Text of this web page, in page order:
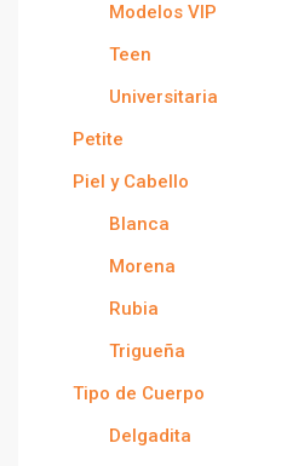
Modelos VIP
Teen
Universitaria
Petite
Piel y Cabello
Blanca
Morena
Rubia
Trigueña
Tipo de Cuerpo
Delgadita